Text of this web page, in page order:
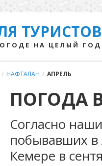
ТУРИСТОВ
НА ЦЕЛЫЙ ГОД
/ НАФТАЛАН / АПРЕЛЬ
ПОГОДА
Согласно
побывавших в
Кемере в